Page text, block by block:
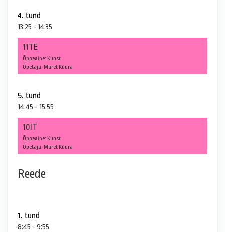
4. tund
13:25 - 14:35
11TE
Õppeaine: Kunst
Õpetaja: Maret Kuura
5. tund
14:45 - 15:55
10IT
Õppeaine: Kunst
Õpetaja: Maret Kuura
Reede
1. tund
8:45 - 9:55